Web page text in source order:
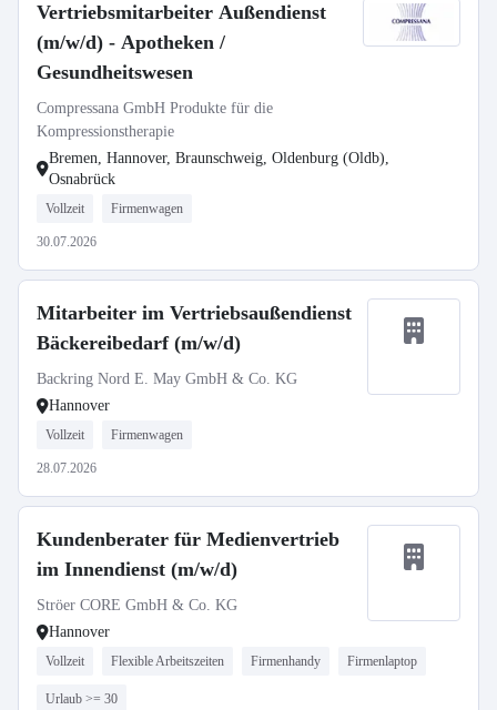
Vertriebsmitarbeiter Außendienst
(m/w/d) - Apotheken /
Gesundheitswesen
Compressana GmbH Produkte für die
Kompressionstherapie
Bremen, Hannover, Braunschweig, Oldenburg (Oldb),
Osnabrück
Vollzeit Firmenwagen
30.07.2026
Mitarbeiter im Vertriebsaußendienst
Bäckereibedarf (m/w/d)
Backring Nord E. May GmbH & Co. KG
Hannover
Vollzeit Firmenwagen
28.07.2026
Kundenberater für Medienvertrieb
im Innendienst (m/w/d)
Ströer CORE GmbH & Co. KG
Hannover
Vollzeit Flexible Arbeitszeiten Firmenhandy Firmenlaptop
Urlaub >= 30